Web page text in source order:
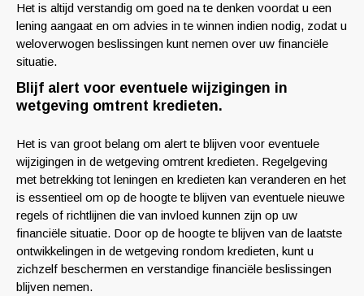
Het is altijd verstandig om goed na te denken voordat u een
lening aangaat en om advies in te winnen indien nodig, zodat u
weloverwogen beslissingen kunt nemen over uw financiële
situatie.
Blijf alert voor eventuele wijzigingen in
wetgeving omtrent kredieten.
Het is van groot belang om alert te blijven voor eventuele
wijzigingen in de wetgeving omtrent kredieten. Regelgeving
met betrekking tot leningen en kredieten kan veranderen en het
is essentieel om op de hoogte te blijven van eventuele nieuwe
regels of richtlijnen die van invloed kunnen zijn op uw
financiële situatie. Door op de hoogte te blijven van de laatste
ontwikkelingen in de wetgeving rondom kredieten, kunt u
zichzelf beschermen en verstandige financiële beslissingen
blijven nemen.